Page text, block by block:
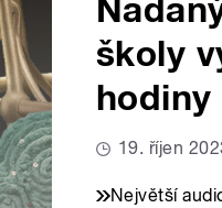
školy
hodiny
19. říjen
Největší